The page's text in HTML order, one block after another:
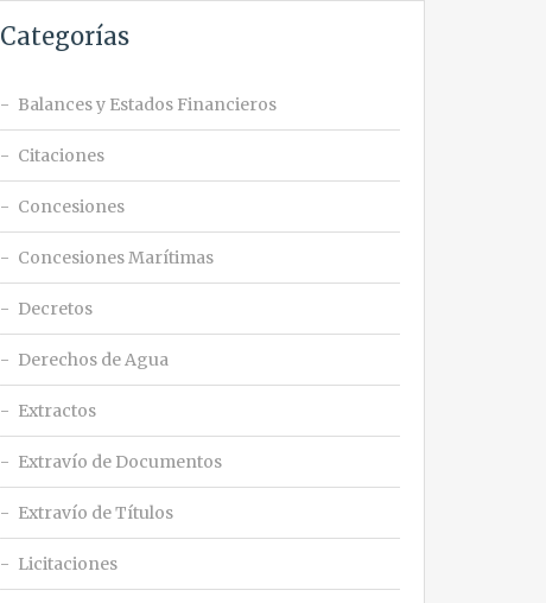
Categorías
Balances y Estados Financieros
Citaciones
Concesiones
Concesiones Marítimas
Decretos
Derechos de Agua
Extractos
Extravío de Documentos
Extravío de Títulos
Licitaciones